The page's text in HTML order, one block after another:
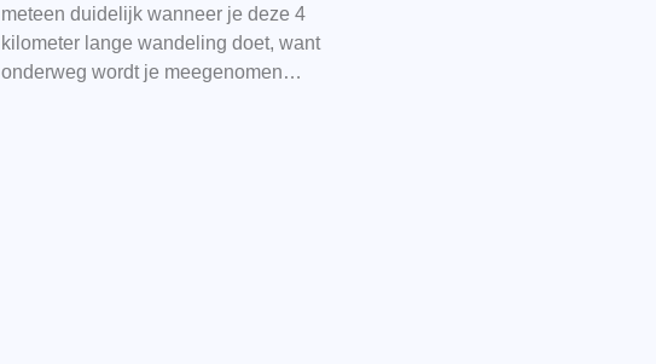
meteen duidelijk wanneer je deze 4
kilometer lange wandeling doet, want
onderweg wordt je meegenomen…